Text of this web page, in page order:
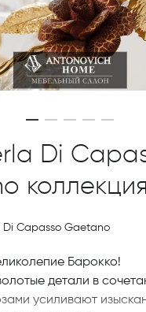
Di
Di Capasso Gaetano
Барокко!
детали в
усиливают